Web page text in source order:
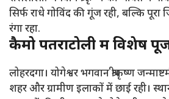
सिर्फ राधे गोविंद की गूंज रही, बल्कि पूरा
रंगा रहा.
कैमो पतराटोली में विशेष
लोहरदगा। योगेश्वर भगवान श्रीकृष्ण
शहर और ग्रामीण इलाकों में छाई रही।